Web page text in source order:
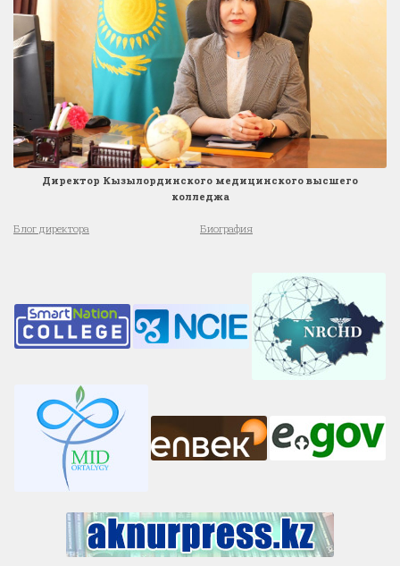
Директор Кызылординского медицинского высшего
колледжа
Блог директора Биография